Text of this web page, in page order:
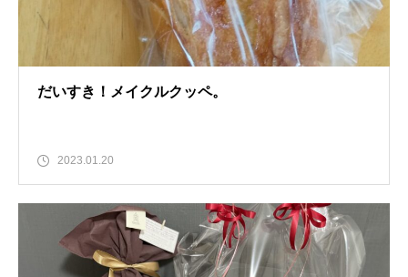
だいすき！メイクルクッペ。
2023.01.20